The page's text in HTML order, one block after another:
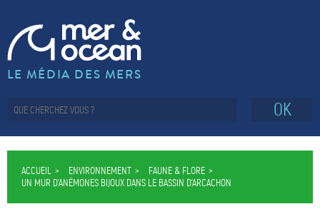
LE MÉDIA DES MERS
OK
ACCUEIL ENVIRONNEMENT
FAUNE & FLORE
UN MUR D’ANÉMONES BIJOUX DANS LE BASSIN D’ARCACHON